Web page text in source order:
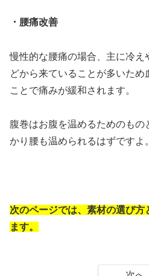
・腰痛改善
慢性的な腰痛の場合、主に冷え
どから来ていることが多いた
ことで痛みが緩和されます。
腹巻はお腹を温めるためのもの
かり腰も温められるはずですよ。
次のページでは、素材の選び方
ます。